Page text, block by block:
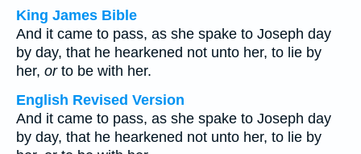
King James Bible
And it came to pass, as she spake to Joseph day
by day, that he hearkened not unto her, to lie by
her, orto be with her.
English Revised Version
And it came to pass, as she spake to Joseph day
by day, that he hearkened not unto her, to lie by